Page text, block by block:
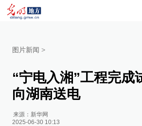
图片新闻 >
“宁电入湘”工程完成
向湖南送电
来源： 新华网
2025-06-30 10:13